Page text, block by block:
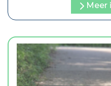
Meer